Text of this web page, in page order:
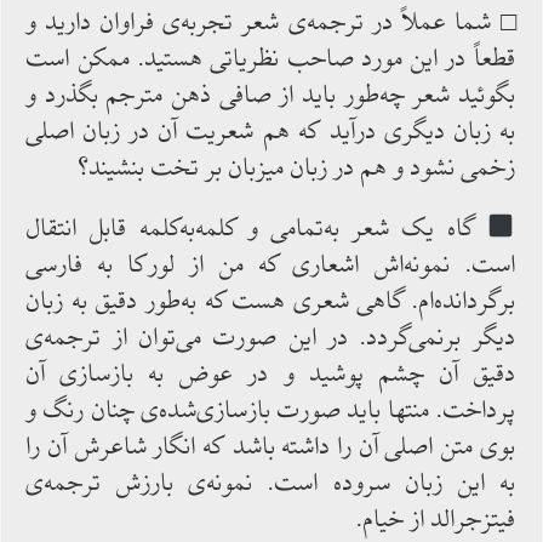
□ شما عملاً در ترجمه‌ی ‌شعر تجربه‌ی فراوان دارید و
قطعاً در این ‌مورد صاحب نظریاتی هستید. ممکن است
بگوئید شعر چه‌طور باید از صافی ذهن مترجم بگذرد و
به زبان دیگری درآید که هم شعریت ‌آن در زبان ‌اصلی
زخمی ‌نشود و هم در زبان میزبان بر تخت بنشیند؟
گاه یک شعر به‌تمامی و کلمه‌به‌کلمه قابل ‌انتقال
است. نمونه‌اش اشعاری ‌که ‌من‌ از لورکا به ‌فارسی
برگردانده‌ام. گاهی شعری ‌هست که به‌طور دقیق به زبان
دیگر برنمی‌گردد. در این صورت می‌توان ‌از ترجمه‌ی
‌دقیق ‌آن چشم‌ پوشید و در عوض به بازسازی آن
پرداخت. منتها باید صورت‌ بازسازی‌شده‌ی چنان رنگ و
بوی متن‌ اصلی ‌آن را داشته ‌باشد که‌ انگار شاعرش ‌آن را
به ‌این زبان سروده ‌است. نمونه‌ی ‌بارزش ترجمه‌ی
‌فیتزجرالد از خیام.